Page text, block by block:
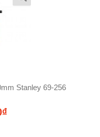
Stanley 69-256